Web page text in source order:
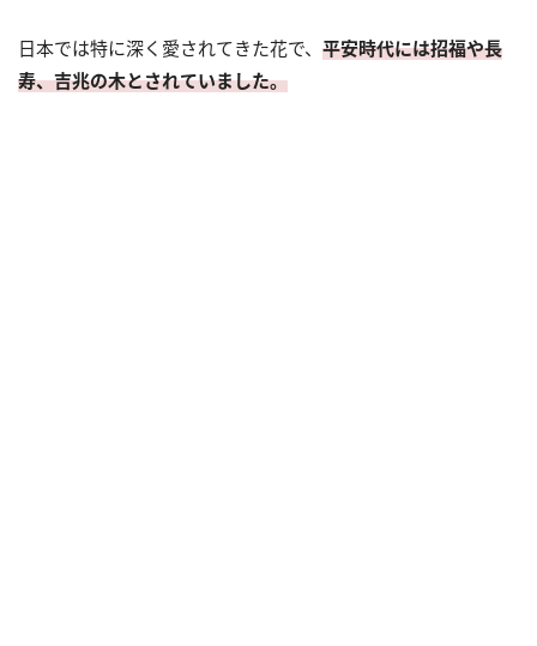
日本では特に深く愛されてきた花で、 平安時代には招福や長
寿、吉兆の木とされていました。